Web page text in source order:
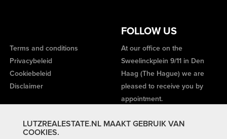
LUTZREALESTATE.NL MAAKT GEBRUIK VAN
COOKIES.
FOLLOW US
Terms and conditions
Privacybeleid
Cookiebeleid
Disclaimer
At our office on the
Sweelinckplein 9/11 in Den
Haag (The Hague) we are
pleased to receive you by
appointment.